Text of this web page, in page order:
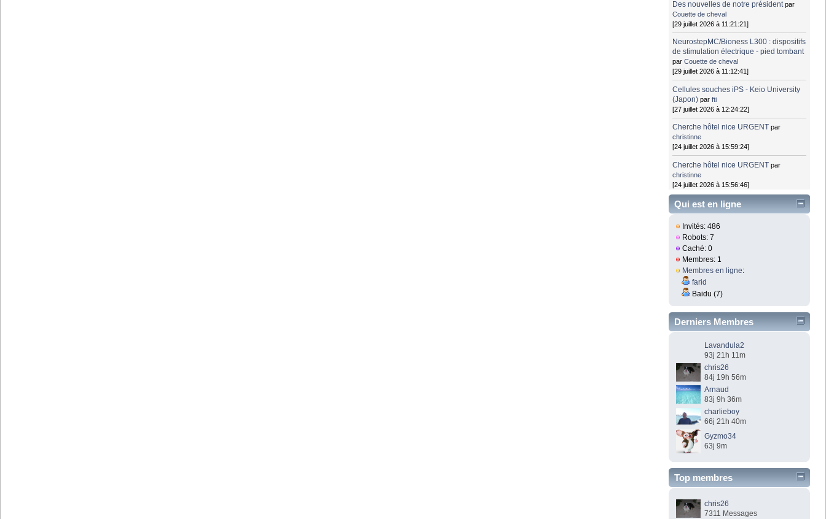
Des nouvelles de notre président par
Couette de cheval
[29 juillet 2026 à 11:21:21]
NeurostepMC/Bioness L300 : dispositifs
de stimulation électrique - pied tombant
parCouette de cheval
[29 juillet 2026 à 11:12:41]
Cellules souches iPS - Keio University
(Japon) parfti
[27 juillet 2026 à 12:24:22]
Cherche hôtel nice URGENT par
christinne
[24 juillet 2026 à 15:59:24]
Cherche hôtel nice URGENT par
christinne
[24 juillet 2026 à 15:56:46]
Qui est en ligne
Invités: 486
Robots: 7
Caché: 0
Membres: 1
Membres en ligne:
farid
Baidu (7)
Derniers Membres
Lavandula2
93j 21h 11m
chris26
84j 19h 56m
Arnaud
83j 9h 36m
charlieboy
66j 21h 40m
Gyzmo34
63j 9m
Top membres
chris26
7311 Messages